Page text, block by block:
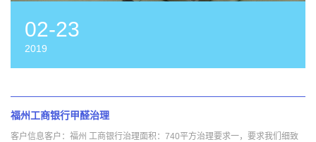
02-23
2019
福州工商银行甲醛治理
客户信息客户：福州 工商银行治理面积：740平方治理要求一，要求我们细致